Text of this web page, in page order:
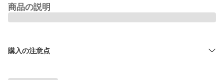
商品の説明
購入の注意点